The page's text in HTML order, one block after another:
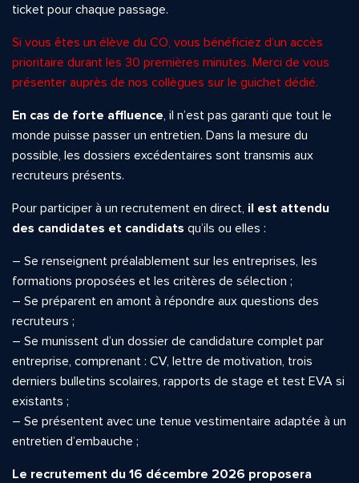
ticket pour chaque passage.
Si vous êtes un élève du CO, vous bénéficiez d’un accès
prioritaire durant les 30 premières minutes. Merci de vous
présenter auprès de nos collègues sur le guichet dédié.
En cas de forte affluence, il n’est pas garanti que tout le
monde puisse passer un entretien. Dans la mesure du
possible, les dossiers excédentaires sont transmis aux
recruteurs présents.
Pour participer à un recrutement en direct, il est attendu
des candidates et candidats qu’ils ou elles :
– Se renseignent préalablement sur les entreprises, les
formations proposées et les critères de sélection ;
– Se préparent en amont à répondre aux questions des
recruteurs ;
– Se munissent d’un dossier de candidature complet par
entreprise, comprenant : CV, lettre de motivation, trois
derniers bulletins scolaires, rapports de stage et test EVA si
existants ;
– Se présentent avec une tenue vestimentaire adaptée à un
entretien d’embauche ;
Le recrutement du 16 décembre 2026 proposera